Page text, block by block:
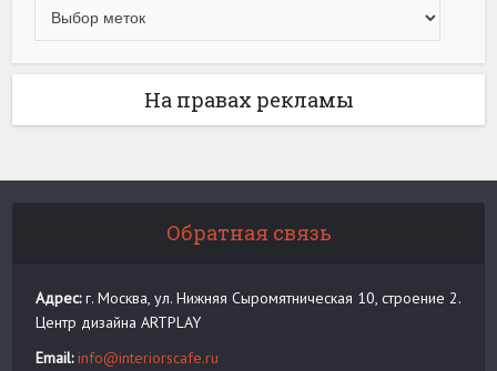
На правах рекламы
Обратная связь
Адрес:г. Москва, ул. Нижняя Сыромятническая 10, строение 2.
Центр дизайна ARTPLAY
Email: info@interiorscafe.ru